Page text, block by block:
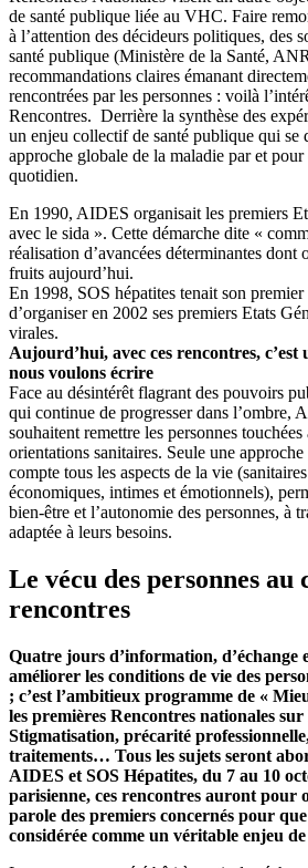
de santé publique liée au VHC. Faire
à l’attention des décideurs politiques, des
santé publique (Ministère de la Santé,
recommandations claires émanant
rencontrées par les personnes : voilà
Rencontres. Derrière la synthèse des
un enjeu collectif de santé publique qui se
approche globale de la maladie par et
quotidien.
En 1990, AIDES organisait les premiers
avec le sida ». Cette démarche dite «
réalisation d’avancées déterminantes dont
fruits aujourd’hui.
En 1998, SOS hépatites tenait son
d’organiser en 2002 ses premiers Etats
virales.
Aujourd’hui, avec ces rencontres, c’est
nous voulons écrire
Face au désintérêt flagrant des pouvoirs
qui continue de progresser dans l’ombre,
souhaitent remettre les personnes
orientations sanitaires. Seule une
compte tous les aspects de la vie
économiques, intimes et émotionnels),
bien-être et l’autonomie des personnes, à
adaptée à leurs besoins.
Le vécu des personnes au
rencontres
Quatre jours d’information, d’échange
améliorer les conditions de vie des
; c’est l’ambitieux programme de «
les premières Rencontres nationales sur
Stigmatisation, précarité
traitements… Tous les sujets seront
AIDES et SOS Hépatites, du 7 au 10
parisienne, ces rencontres auront pour
parole des premiers concernés pour
considérée comme un véritable enjeu